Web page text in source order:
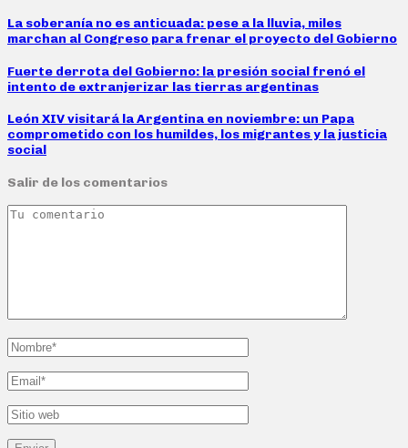
La soberanía no es anticuada: pese a la lluvia, miles
marchan al Congreso para frenar el proyecto del Gobierno
Fuerte derrota del Gobierno: la presión social frenó el
intento de extranjerizar las tierras argentinas
León XIV visitará la Argentina en noviembre: un Papa
comprometido con los humildes, los migrantes y la justicia
social
Salir de los comentarios